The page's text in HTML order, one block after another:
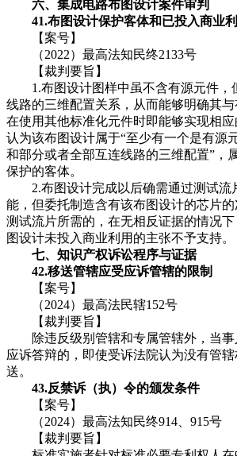
六、集成电路布图设计案件审判
41.布图设计保护客体和已投入商业
【案号】
（2022）最高法知民终2133号
【裁判要旨】
1.布图设计图样中虽不含有源元件，
线路的三维配置关系，从而能够明确其与
在使用其他标准化元件时即能够实现相
认为该布图设计属于“至少有一个是有源
和部分或者全部互连线路的三维配置”，
保护的客体。
2.布图设计完成以后确需通过测试流
能，但委托制造含有该布图设计的芯片
测试流片所需的，在无相反证据的情况
图设计未投入商业利用的主张不予支持。
七、知识产权诉讼程序与证据
42.移送管辖应受应诉管辖的限制
【案号】
（2024）最高法民辖152号
【裁判要旨】
除违反级别管辖和专属管辖外，当事
应诉答辩的，即使受诉法院认为没有管
送。
43.反禁诉（执）令的颁发条件
【案号】
（2024）最高法知民终914、915号
【裁判要旨】